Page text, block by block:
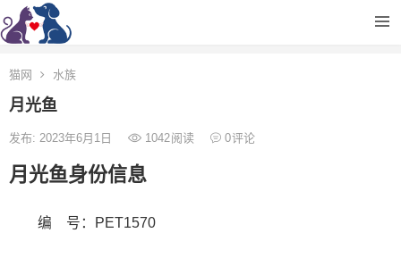
猫网 水族
月光鱼
发布: 2023年6月1日 1042阅读 0评论
月光鱼身份信息
编 号：PET1570